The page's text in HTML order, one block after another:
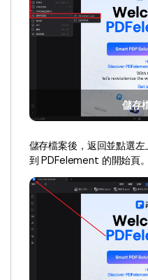
簽署 PDF
保護 PDF
PDF OCR
擷取 PDF 資料
AI PDF助理
eSign（合法）
免費 PDF 範本
儲存
儲存檔案後，返回並點選
到 PDFelement 的開始頁。